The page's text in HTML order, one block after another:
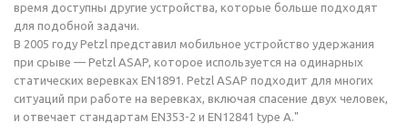
время доступны другие устройства, которые больше подходят
для подобной задачи.
В 2005 году Petzl представил мобильное устройство удержания
при срыве — Petzl ASAP, которое используется на одинарных
статических веревках EN1891. Petzl ASAP подходит для многих
ситуаций при работе на веревках, включая спасение двух человек,
и отвечает стандартам EN353-2 и EN12841 type A."